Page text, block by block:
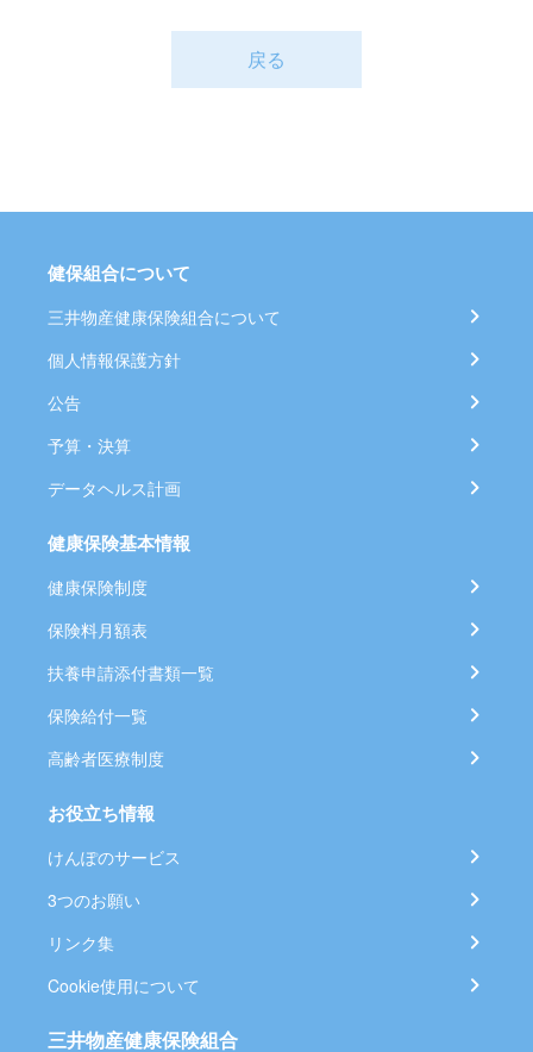
戻る
健保組合について
三井物産健康保険組合について
個人情報保護方針
公告
予算・決算
データヘルス計画
健康保険基本情報
健康保険制度
保険料月額表
扶養申請添付書類一覧
保険給付一覧
高齢者医療制度
お役立ち情報
けんぽのサービス
3つのお願い
リンク集
Cookie使用について
三井物産健康保険組合